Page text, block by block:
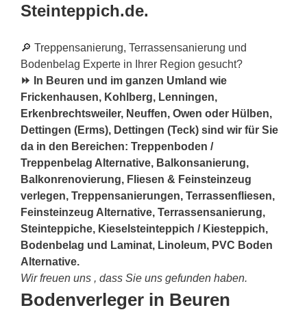
Steinteppich.de.
🔎 Treppensanierung, Terrassensanierung und
Bodenbelag Experte in Ihrer Region gesucht?
⏩ In Beuren und im ganzen Umland wie
Frickenhausen, Kohlberg, Lenningen,
Erkenbrechtsweiler, Neuffen, Owen oder Hülben,
Dettingen (Erms), Dettingen (Teck) sind wir für Sie
da in den Bereichen: Treppenboden /
Treppenbelag Alternative, Balkonsanierung,
Balkonrenovierung, Fliesen & Feinsteinzeug
verlegen, Treppensanierungen, Terrassenfliesen,
Feinsteinzeug Alternative, Terrassensanierung,
Steinteppiche, Kieselsteinteppich / Kiesteppich,
Bodenbelag und Laminat, Linoleum, PVC Boden
Alternative.
Wir freuen uns , dass Sie uns gefunden haben.
Bodenverleger in Beuren